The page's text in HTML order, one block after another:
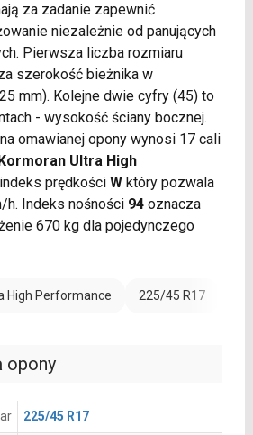
za zadanie zapewnić
niezależnie od panujących
Pierwsza liczba rozmiaru
szerokość bieżnika w
mm). Kolejne dwie cyfry (45) to
- wysokość ściany bocznej.
omawianej opony wynosi 17 cali
Ultra High
prędkości Wktóry pozwala
h. Indeks nośności 94oznacza
670 kg dla pojedynczego
High Performance 225/45 R17
opony
225/45 R17